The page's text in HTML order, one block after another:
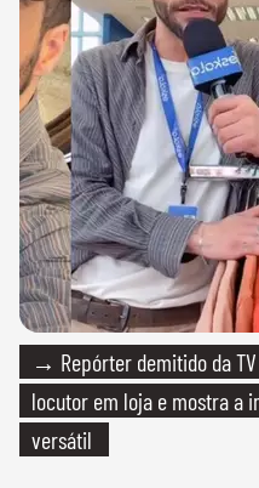
→ Repórter demitido da
locutor em loja e mostra a
versátil